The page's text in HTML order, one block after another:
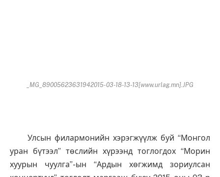
_MG_89005623631942015-03-18-13-13[www.urlag.mn].JPG
Улсын филармонийн хэрэгжүүлж буй “Монгол
уран бүтээл” төслийн хүрээнд тоглогдох “Морин
хуурын чуулга”-ын “Ардын хөгжимд зориулсан